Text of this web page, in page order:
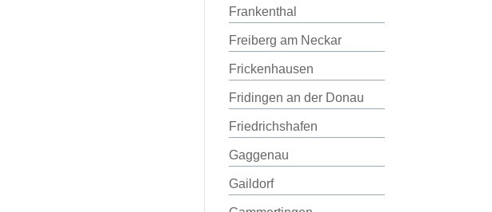
Frankenthal
Freiberg am Neckar
Frickenhausen
Fridingen an der Donau
Friedrichshafen
Gaggenau
Gaildorf